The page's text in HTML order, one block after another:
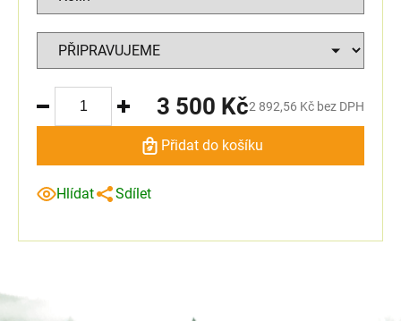
3 500 Kč2 892,56 Kč bez DPH
Přidat do košíku
Hlídat Sdílet